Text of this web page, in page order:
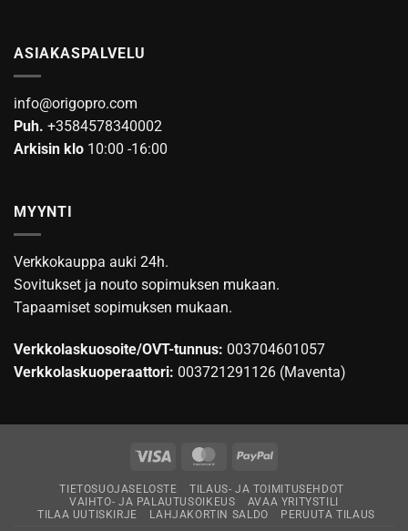
ASIAKASPALVELU
info@origopro.com
Puh. +3584578340002
Arkisin klo 10:00 -16:00
MYYNTI
Verkkokauppa auki 24h.
Sovitukset ja nouto sopimuksen mukaan.
Tapaamiset sopimuksen mukaan.
Verkkolaskuosoite/OVT-tunnus: 003704601057
Verkkolaskuoperaattori: 003721291126 (Maventa)
Visa MasterCardPayPal
TIETOSUOJASELOSTE
TILAUS- JA TOIMITUSEHDOT
VAIHTO- JA PALAUTUSOIKEUS
AVAA YRITYSTILI
TILAA UUTISKIRJE
LAHJAKORTIN SALDO PERUUTA TILAUS